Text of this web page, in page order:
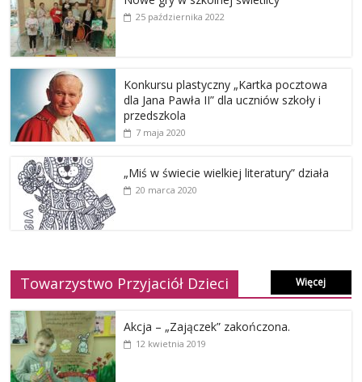
25 października 2022
Konkursu plastyczny „Kartka pocztowa
dla Jana Pawła II” dla uczniów szkoły i
przedszkola
7 maja 2020
„Miś w świecie wielkiej literatury” działa
20 marca 2020
Towarzystwo Przyjaciół Dzieci Więcej
Akcja – „Zajączek” zakończona.
12 kwietnia 2019